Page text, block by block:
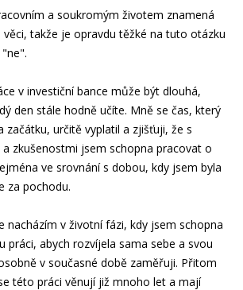
a soukromým životem znamená
takže je opravdu těžké na tuto otázku
v investiční bance může být dlouhá,
den stále hodně učíte. Mně se čas, který
začátku, určitě vyplatil a zjišťuji, že s
zkušenostmi jsem schopna pracovat o
ve srovnání s dobou, kdy jsem byla
za pochodu.
nacházím v životní fázi, kdy jsem schopna
práci, abych rozvíjela sama sebe a svou
v současné době zaměřuji. Přitom
této práci věnují již mnoho let a mají